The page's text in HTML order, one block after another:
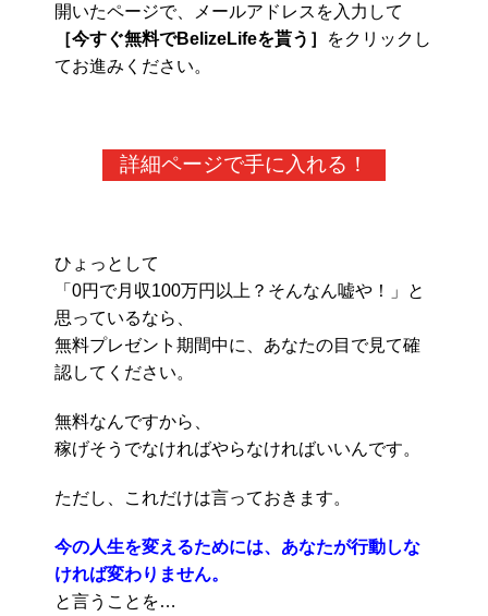
開いたページで、メールアドレスを入力して
［今すぐ無料でBelizeLifeを貰う］
をクリックし
てお進みください。
詳細ページで手に入れる！
ひょっとして
「0円で月収100万円以上？そんなん嘘や！」と
思っているなら、
無料プレゼント期間中に、あなたの目で見て確
認してください。
無料なんですから、
稼げそうでなければやらなければいいんです。
ただし、これだけは言っておきます。
今の人生を変えるためには、あなたが行動しな
ければ変わりません。
と言うことを…